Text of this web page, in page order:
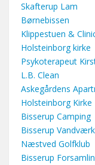
Skafterup Lam
Børnebissen
Klippestuen &
Holsteinborg kirke
Psykoterapeut
L.B. Clean
Askegårdens
Holsteinborg Kirke
Bisserup Camping
Bisserup Vandværk
Næstved Golfklub
Bisserup